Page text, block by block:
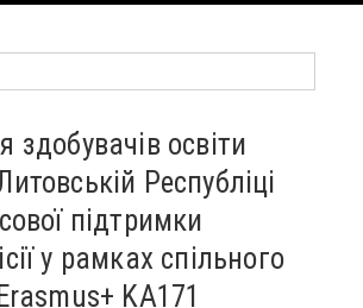
здобувачів освіти
Республіці
підтримки
у рамках спільного
KA171